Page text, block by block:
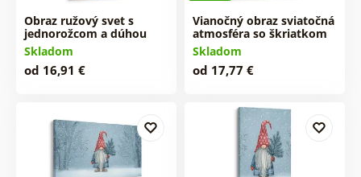
Obraz ružový svet s
jednorožcom a dúhou
Skladom
od 16,91 €
Vianočný obraz sviatočná
atmosféra so škriatkom
Skladom
od 17,77 €